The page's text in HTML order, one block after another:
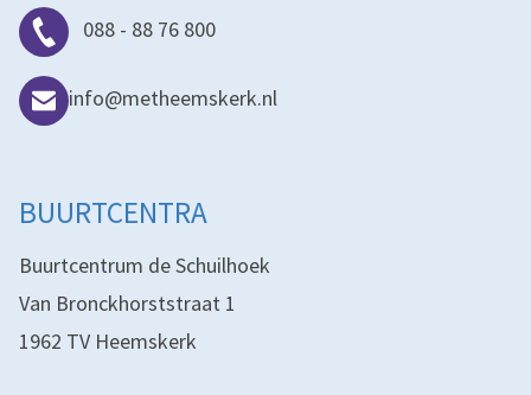
088 - 88 76 800
info@metheemskerk.nl
BUURTCENTRA
Buurtcentrum de Schuilhoek
Van Bronckhorststraat 1
1962 TV Heemskerk